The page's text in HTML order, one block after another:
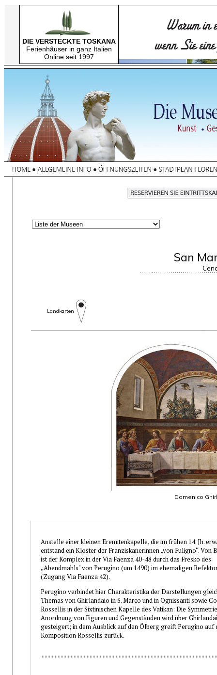
DIE VERSTECKTE TOSKANA
Ferienhãuser in ganz Italien
Online seit 1997
San
Landkarten
Domenico
Anstelle einer kleinen Eremitenkapelle, die im frühen 14. Jh.
entstand ein Kloster der Franziskanerinnen „von Fuligno“. Von
ist der Komplex in der Via Faenza 40-48 durch das Fresko des
„Abendmahls" von Perugino (um 1490) im ehemaligen
(Zugang Via Faenza 42).
Perugino verbindet hier Charakteristika der Darstellungen
Themas von Ghirlandaio in S. Marco und in Ognissanti sowie
Rossellis in der Sixtinischen Kapelle des Vatikan: Die
Anordnung von Figuren und Gegenständen wird über
gesteigert; in dem Ausblick auf den Ölberg greift Perugino auf
Komposition Rossellis zurück.